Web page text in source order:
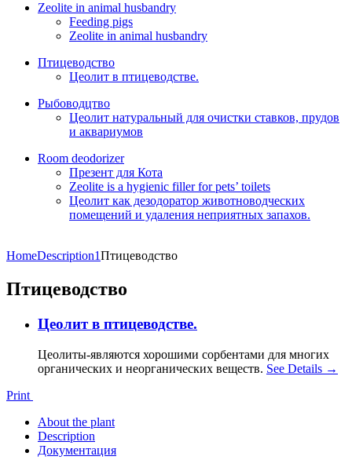
Zeolite in animal husbandry
Feeding pigs
Zeolite in animal husbandry
Птицеводство
Цеолит в птицеводстве.
Рыбоводцтво
Цеолит натуральный для очистки ставков, прудов
и аквариумов
Room deodorizer
Презент для Кота
Zeolite is a hygienic filler for pets’ toilets
Цеолит как дезодоратор животноводческих
помещений и удаления неприятных запахов.
HomeDescription1Птицеводство
Птицеводство
Цеолит в птицеводстве.
Цеолиты-являются хорошими сорбентами для многих
органических и неорганических веществ. See Details →
Print
About the plant
Description
Документация